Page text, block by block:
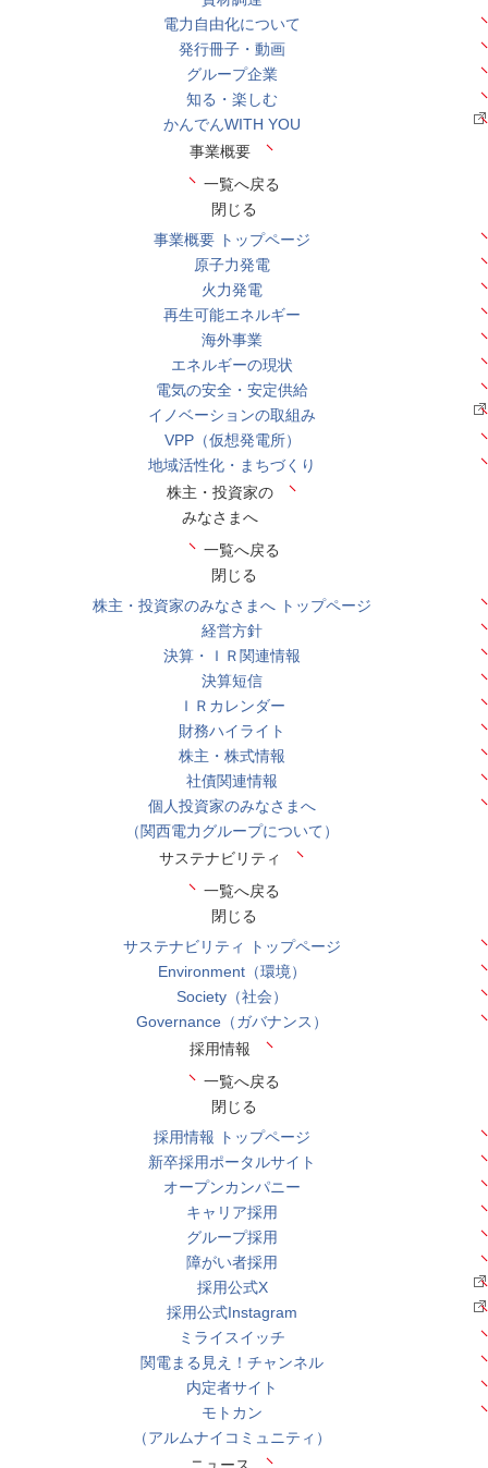
電力自由化について
発行冊子・動画
グループ企業
知る・楽しむ
かんでんWITH YOU
事業概要
一覧へ戻る
閉じる
事業概要 トップページ
原子力発電
火力発電
再生可能エネルギー
海外事業
エネルギーの現状
電気の安全・安定供給
イノベーションの取組み
VPP（仮想発電所）
地域活性化・まちづくり
株主・投資家の
みなさまへ
一覧へ戻る
閉じる
株主・投資家のみなさまへ トップページ
経営方針
決算・ＩＲ関連情報
決算短信
ＩＲカレンダー
財務ハイライト
株主・株式情報
社債関連情報
個人投資家のみなさまへ
（関西電力グループについて）
サステナビリティ
一覧へ戻る
閉じる
サステナビリティ トップページ
Environment（環境）
Society（社会）
Governance（ガバナンス）
採用情報
一覧へ戻る
閉じる
採用情報 トップページ
新卒採用ポータルサイト
オープンカンパニー
キャリア採用
グループ採用
障がい者採用
採用公式X
採用公式Instagram
ミライスイッチ
関電まる見え！チャンネル
内定者サイト
モトカン
（アルムナイコミュニティ）
ニュース